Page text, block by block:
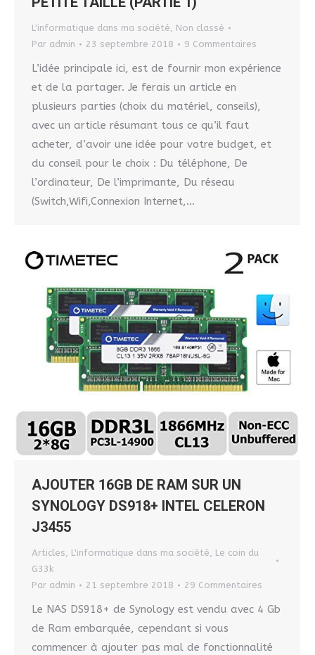
L'informatique dans ma société, Non classé
Par admin 23 septembre 2018 9 Commentaires
L’idée principale ici, est de fournir mon expérience
et de la partager. Je ferais un article en
plusieurs parties (choix du matériel, conseils),
avec un article résumant tous ce qu’il faut
acheter, d’avoir une idée pour votre budget, et
du conseil pour le choix : Du téléphone, De
l’ordinateur, De l’imprimante, Du réseau
(Switch,Wifi,Connexion Internet,…
AJOUTER 16GB DE RAM SUR UN
SYNOLOGY DS918+ INTEL CELERON
J3455
Articles, L'informatique dans ma société, Le coin du
G33k
Par admin 21 septembre 2018 29 Commentaires
Le NAS DS918+ de Synology est vendu avec 4 Gb
de Ram embarquée, cependant si vous
commencer à ajouter pas mal de fonctionnalité